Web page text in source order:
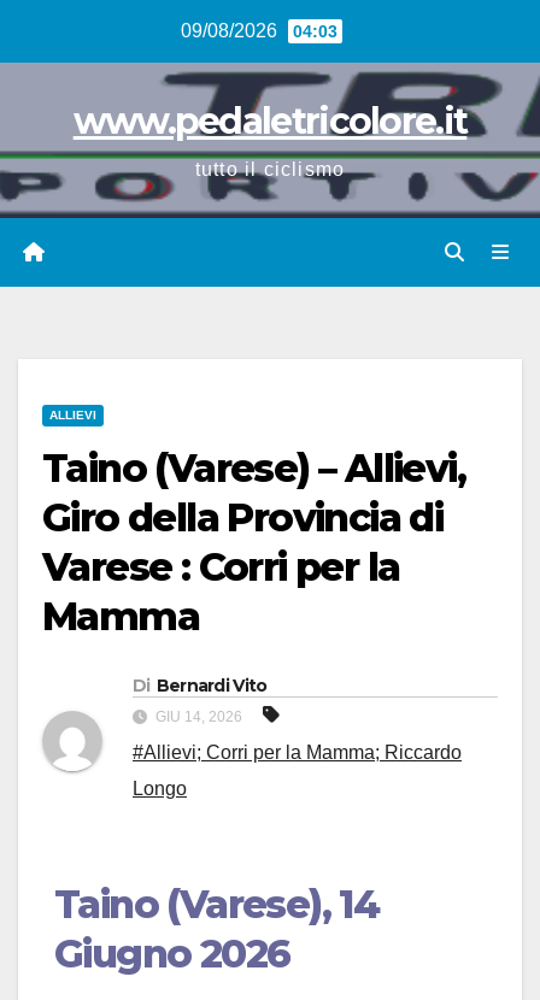
09/08/2026 04:03
www.pedaletricolore.it
tutto il ciclismo
ALLIEVI
Taino (Varese) – Allievi,
Giro della Provincia di
Varese : Corri per la
Mamma
Di Bernardi Vito
GIU 14, 2026
#Allievi; Corri per la Mamma; Riccardo
Longo
Taino (Varese), 14
Giugno 2026